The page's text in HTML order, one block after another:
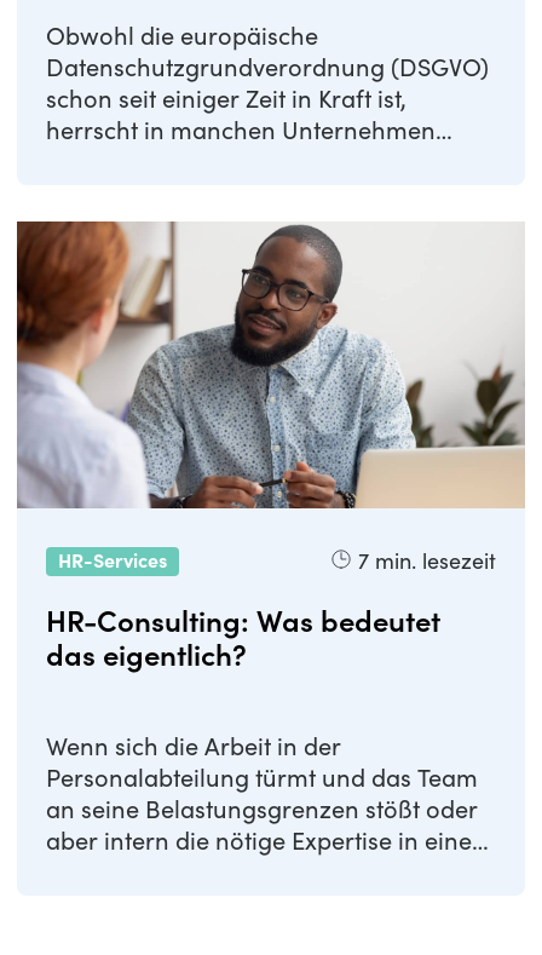
Obwohl die europäische
Datenschutzgrundverordnung (DSGVO)
schon seit einiger Zeit in Kraft ist,
herrscht in manchen Unternehmen
HR-Services 7 min. lesezeit
HR-Consulting: Was bedeutet
das eigentlich?
Wenn sich die Arbeit in der
Personalabteilung türmt und das Team
an seine Belastungsgrenzen stößt oder
aber intern die nötige Expertise in einem